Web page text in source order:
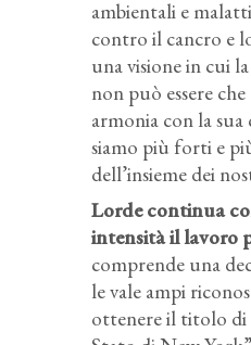
ambientali e
contro il cancro e
una visione in cui
non può essere
armonia con la sua
siamo più forti e
dell’insieme dei
Lorde continua
intensità il lavoro
comprende una
le vale ampi
ottenere il titolo di